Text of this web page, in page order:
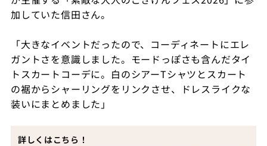
加していた信田さん。
「大きなイベントだったので、コーディネートにエレ
ガントさを意識しました。モードっぽさも含んだタイ
トスカートコーデに。白のシアーTシャツとスカート
の裾からシャーリングをリンクさせ、ドレスライクな
装いにまとめました」
詳しくはこちら！